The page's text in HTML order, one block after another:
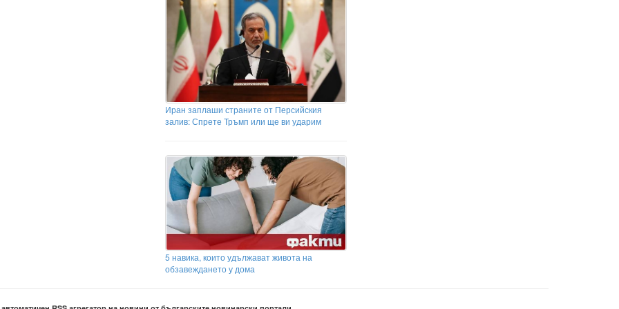
Иран заплаши страните от Персийския
залив: Спрете Тръмп или ще ви ударим
5 навика, които удължават живота на
обзавеждането у дома